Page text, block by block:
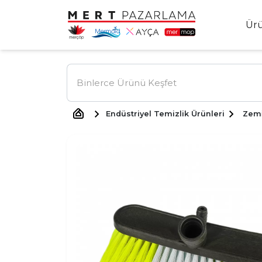
Endüstriyel Temizlik Ürünleri